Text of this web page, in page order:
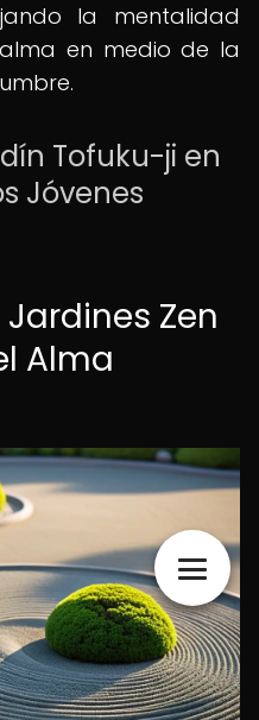
la mentalidad
en medio de la
Tofuku-ji en
Jóvenes
Zen
Alma